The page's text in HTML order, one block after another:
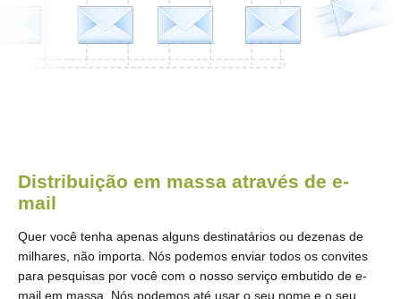
Distribuição em massa através de e-
mail
Quer você tenha apenas alguns destinatários ou dezenas de
milhares, não importa. Nós podemos enviar todos os convites
para pesquisas por você com o nosso serviço embutido de e-
mail em massa. Nós podemos até usar o seu nome e o seu